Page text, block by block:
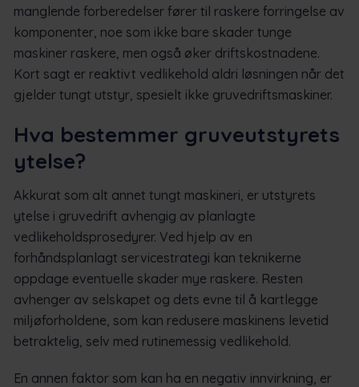
manglende forberedelser fører til raskere forringelse av
komponenter, noe som ikke bare skader tunge
maskiner raskere, men også øker driftskostnadene.
Kort sagt er reaktivt vedlikehold aldri løsningen når det
gjelder tungt utstyr, spesielt ikke gruvedriftsmaskiner.
Hva bestemmer gruveutstyrets
ytelse?
Akkurat som alt annet tungt maskineri, er utstyrets
ytelse i gruvedrift avhengig av planlagte
vedlikeholdsprosedyrer. Ved hjelp av en
forhåndsplanlagt servicestrategi kan teknikerne
oppdage eventuelle skader mye raskere. Resten
avhenger av selskapet og dets evne til å kartlegge
miljøforholdene, som kan redusere maskinens levetid
betraktelig, selv med rutinemessig vedlikehold.
En annen faktor som kan ha en negativ innvirkning, er